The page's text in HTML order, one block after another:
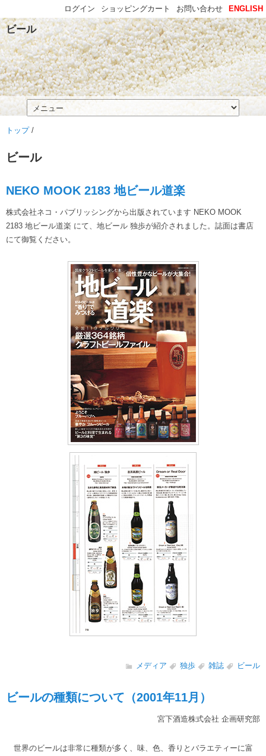
ビール
トップ/
ビール
NEKO MOOK 2183 地ビール道楽
株式会社ネコ・パブリッシングから出版されています NEKO MOOK
2183 地ビール道楽 にて、地ビール 独歩が紹介されました。誌面は書店
にて御覧ください。
メディア 独歩 雑誌 ビール
ビールの種類について（2001年11月）
宮下酒造株式会社 企画研究部
世界のビールは非常に種類が多く、味、色、香りとバラエティーに富
ENGLISH
お問い合わせ
ショッピングカート
ログイン